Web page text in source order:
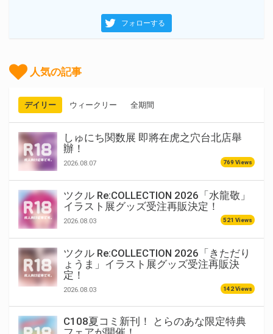
フォローする
人気の記事
デイリー ウィークリー 全期間
しゅにち関数展 即將在虎之穴台北店舉
辦！
2026.08.07 769 Views
ツクル Re:COLLECTION 2026「水龍敬」
イラスト展グッズ受注再販決定！
2026.08.03 521 Views
ツクル Re:COLLECTION 2026「きただり
ょうま」イラスト展グッズ受注再販決
定！
2026.08.03 142 Views
C108夏コミ新刊！ とらのあな限定特典